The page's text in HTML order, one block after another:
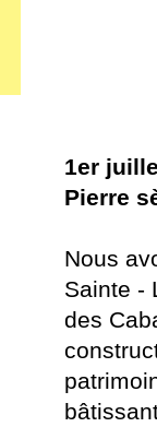
1er
Pierre
Nous
Sainte -
des